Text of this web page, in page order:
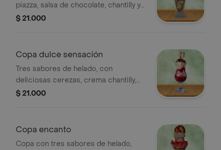
piazza, salsa de chocolate, chantilly y
cereza. 24 oz.
$ 21.000
Copa dulce sensación
Tres sabores de helado, con
deliciosas cerezas, crema chantilly,
salsa de mora y barquillo.24oz
$ 21.000
Copa encanto
Copa con tres sabores de helado,